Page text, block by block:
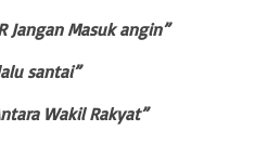
Jangan Masuk angin”
santai”
Wakil Rakyat”